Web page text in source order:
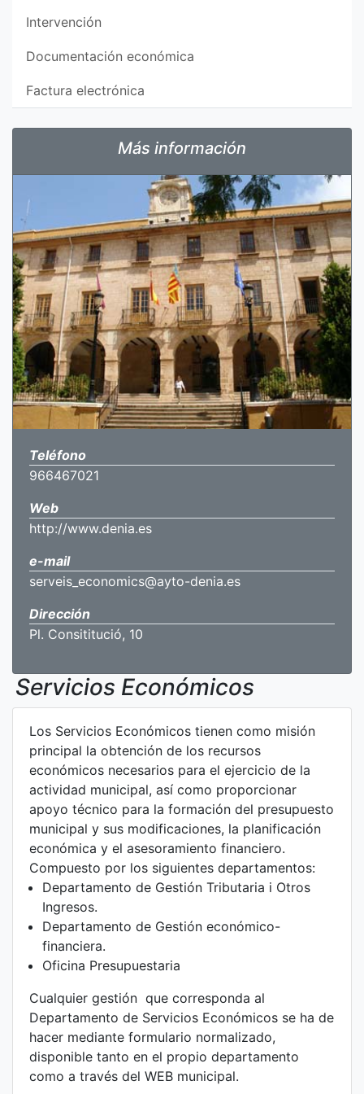
Intervención
Documentación económica
Factura electrónica
Más información
Teléfono
966467021
Web
http://www.denia.es
e-mail
serveis_economics@ayto-denia.es
Dirección
Pl. Consititució, 10
Servicios Económicos
Los Servicios Económicos tienen como misión
principal la obtención de los recursos
económicos necesarios para el ejercicio de la
actividad municipal, así como proporcionar
apoyo técnico para la formación del presupuesto
municipal y sus modificaciones, la planificación
económica y el asesoramiento financiero.
Compuesto por los siguientes departamentos:
Departamento de Gestión Tributaria i Otros
Ingresos.
Departamento de Gestión económico-
financiera.
Oficina Presupuestaria
Cualquier gestión que corresponda al
Departamento de Servicios Económicos se ha de
hacer mediante formulario normalizado,
disponible tanto en el propio departamento
como a través del WEB municipal.